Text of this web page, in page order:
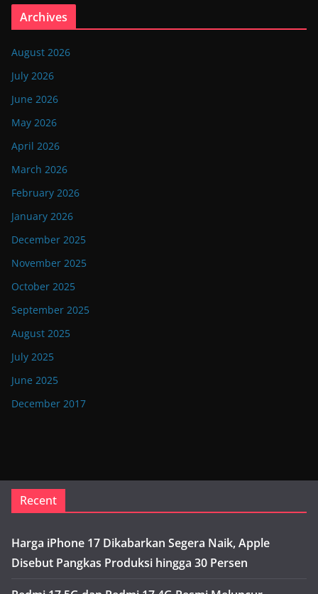
Archives
August 2026
July 2026
June 2026
May 2026
April 2026
March 2026
February 2026
January 2026
December 2025
November 2025
October 2025
September 2025
August 2025
July 2025
June 2025
December 2017
Recent
Harga iPhone 17 Dikabarkan Segera Naik, Apple
Disebut Pangkas Produksi hingga 30 Persen